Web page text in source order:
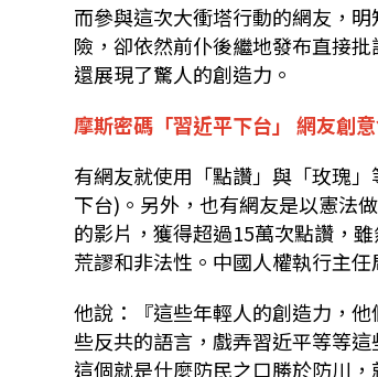
而參與這次大衝塔行動的網友，
險，卻依然前仆後繼地發布直接
還展現了驚人的創造力。
摩斯密碼「習近平下台」 網友創
有網友就使用「點讚」與「玫瑰
下台) 。另外，也有網友是以憲法
的影片，獲得超過15萬次點讚，
荒謬和非法性。中國人權執行主
他說：『這些年輕人的創造力，
些反共的語言，戲弄習近平等等
這個就是什麼防民之口勝於防川